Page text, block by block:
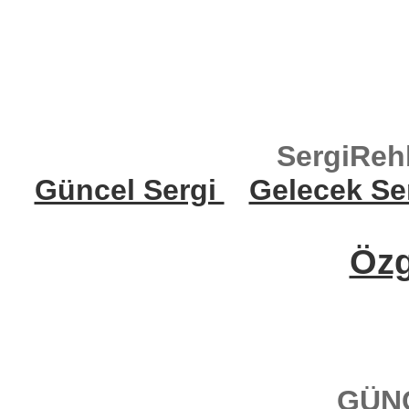
Güncel Sergi
Gelecek